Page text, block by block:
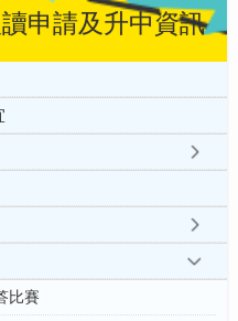
申請及升中資訊
比賽